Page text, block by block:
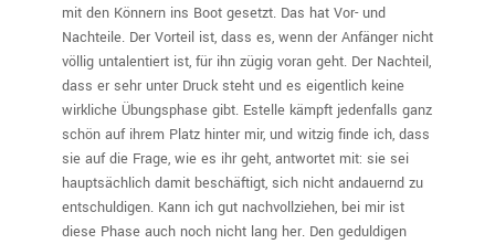
mit den Könnern ins Boot gesetzt. Das hat Vor- und
Nachteile. Der Vorteil ist, dass es, wenn der Anfänger nicht
völlig untalentiert ist, für ihn zügig voran geht. Der Nachteil,
dass er sehr unter Druck steht und es eigentlich keine
wirkliche Übungsphase gibt. Estelle kämpft jedenfalls ganz
schön auf ihrem Platz hinter mir, und witzig finde ich, dass
sie auf die Frage, wie es ihr geht, antwortet mit: sie sei
hauptsächlich damit beschäftigt, sich nicht andauernd zu
entschuldigen. Kann ich gut nachvollziehen, bei mir ist
diese Phase auch noch nicht lang her. Den geduldigen